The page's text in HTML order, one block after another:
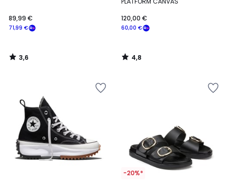
71,99 €
89,99 €
3,6
/
60,00 €
120,00 €
4,8
/
-20%*